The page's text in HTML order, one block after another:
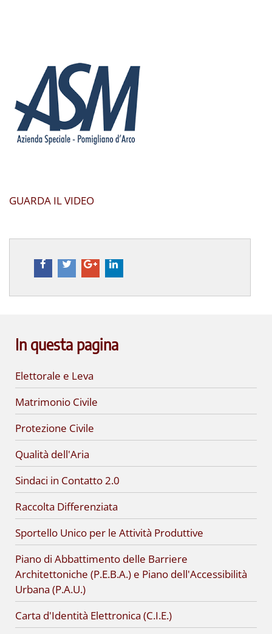
GUARDA IL VIDEO
In questa pagina
Elettorale e Leva
Matrimonio Civile
Protezione Civile
Qualità dell'Aria
Sindaci in Contatto 2.0
Raccolta Differenziata
Sportello Unico per le Attività Produttive
Piano di Abbattimento delle Barriere
Architettoniche (P.E.B.A.) e Piano dell'Accessibilità
Urbana (P.A.U.)
Carta d'Identità Elettronica (C.I.E.)